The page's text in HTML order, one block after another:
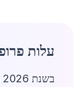
עלות